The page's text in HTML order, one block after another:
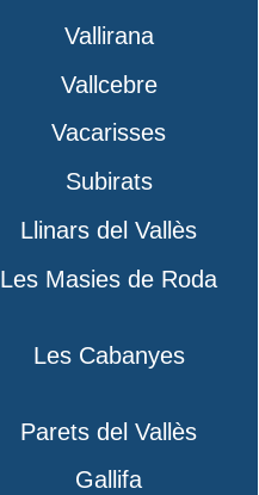
Vallirana
Vallcebre
Vacarisses
Subirats
Llinars del Vallès
Les Masies de Roda
Les Cabanyes
Parets del Vallès
Gallifa